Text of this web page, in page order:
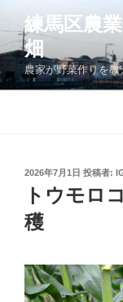
ン
テ
ン
ツ
練馬区農
畑
農家が野菜作りを教
投
稿
2026年7月1日 投稿者:
トウモロ
穫